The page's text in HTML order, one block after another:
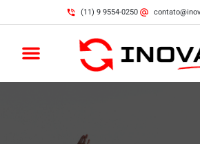
(11) 9 9554-0250